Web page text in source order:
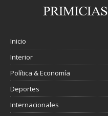
Inicio
Interior
Política & Economía
Deportes
Internacionales